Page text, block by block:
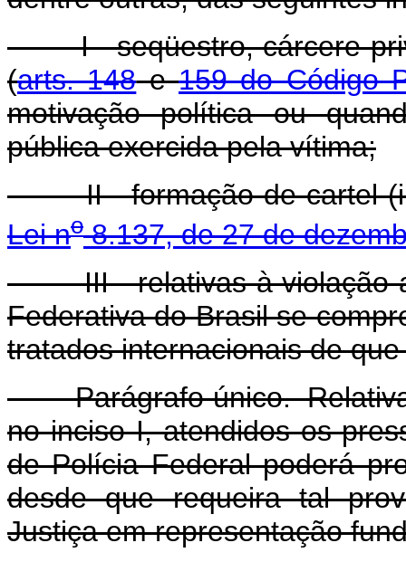
I - seqüestro, cárcere
(arts. 148e159 do Código
motivação política ou
pública exercida pela vítima;
II - formação de cartel
Lei no8.137, de 27 de
III - relativas à violação a
Federativa do Brasil se
tratados internacionais de
Parágrafo único.
no inciso I, atendidos os
de Polícia Federal poderá
desde que requeira tal
Justiça em representação